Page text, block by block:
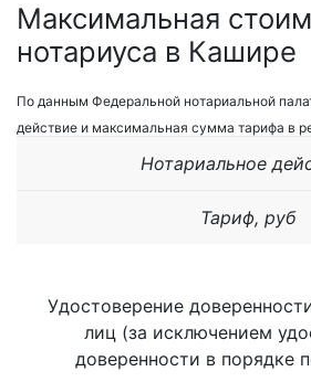
Максимальная
нотариуса в Кашире
По данным Федеральной нотариальной
действие и максимальная сумма тарифа в
Нотариальное
Тариф, руб
Удостоверение
лиц (за исключением
доверенности в порядке